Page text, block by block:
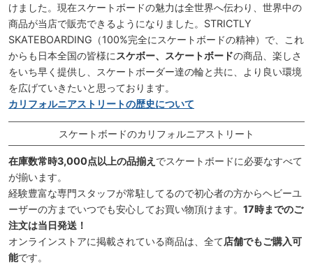
けました。現在スケートボードの魅力は全世界へ伝わり、世界中の
商品が当店で販売できるようになりました。STRICTLY
SKATEBOARDING（100%完全にスケートボードの精神）で、これ
からも日本全国の皆様に スケボー、スケートボードの商品、楽しさ
をいち早く提供し、スケートボーダー達の輪と共に、より良い環境
を広げていきたいと思っております。
カリフォルニアストリートの歴史について
スケートボードのカリフォルニアストリート
在庫数常時3,000点以上の品揃え でスケートボードに必要なすべて
が揃います。
経験豊富な専門スタッフが常駐してるので初心者の方からヘビーユ
ーザーの方までいつでも安心してお買い物頂けます。 17時までのご
注文は当日発送！
オンラインストアに掲載されている商品は、全て店舗でもご購入可
能です。